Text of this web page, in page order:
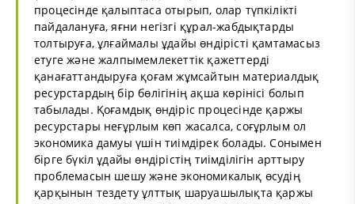
процесінде қалыптаса отырып, олар түпкілікті
пайдалануға, яғни негізгі құрал-жабдықтарды
толтыруға, ұлғаймалы ұдайы өндірісті қамтамасыз
етуге және жалпымемлекеттік қажеттерді
қанағаттандыруға қоғам жұмсайтын материалдық
ресурстардың бір бөлігінің ақша көрінісі болып
табылады. Қоғамдық өндіріс процесінде қаржы
ресурстары неғұрлым көп жасалса, соғұрлым ол
экономика дамуы үшін тиімдірек болады. Сонымен
бірге бүкіл ұдайы өндірістің тиімділігін арттыру
проблемасын шешу және экономикалық өсудің
қарқынын тездету ұлттық шаруашылықта қаржы